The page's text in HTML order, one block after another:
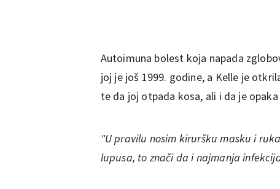
Autoimuna bolest koja napada
joj je još 1999. godine, a Kelle je
te da joj otpada kosa, ali i da je
"U pravilu nosim kiruršku masku i
lupusa, to znači da i najmanja